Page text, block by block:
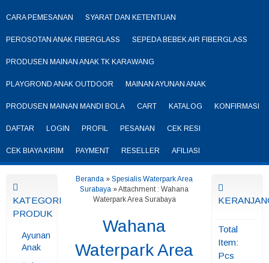
CARA PEMESANAN SYARAT DAN KETENTUAN
PEROSOTAN ANAK FIBERGLASS SEPEDA BEBEK AIR FIBERGLASS
PRODUSEN MAINAN ANAK TK KARAWANG
PLAYGROND ANAK OUTDOOR MAINAN AYUNAN ANAK
PRODUSEN MAINAN MANDI BOLA CART KATALOG KONFIRMASI
DAFTAR LOGIN PROFIL PESANAN CEK RESI
CEK BIAYA KIRIM PAYMENT RESELLER AFILIASI
KATEGORI
PRODUK
Ayunan
Anak
Beranda »Spesialis Waterpark Area
Surabaya » Attachment : Wahana
Waterpark Area Surabaya
Wahana
Waterpark Area
Total
Item:
Pcs